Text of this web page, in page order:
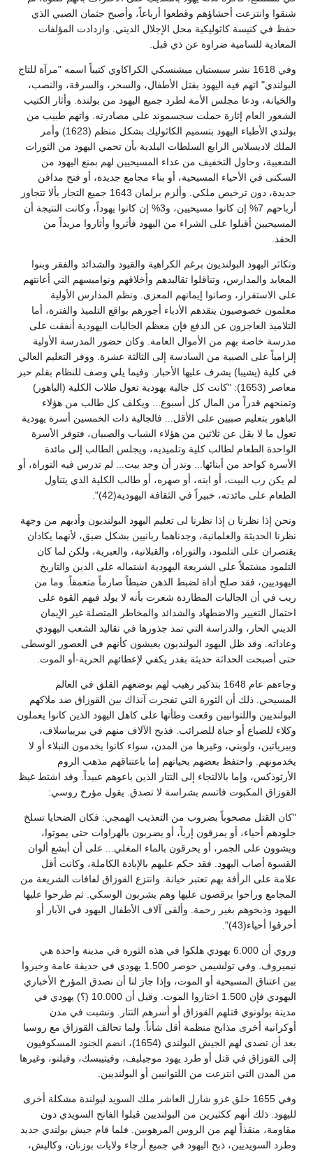
شنقوا وانتزعت أحشاؤهم وقطعوا أرباعاً، وأصبح جثمان الصبي الذي
حفظ في كنيسة كاثوليكية محل الإجلال الديني. وازدادت المؤلفات
المعادية للسامية ضراوة عن ذي قبل.
وفي 1618 نشر سبستيان ميشنسكي الكراكاوي كتيباً اسمه "مرآة للتاج
البولندي" اتهم فيه اليهود بقتل الأطفال، والسحر، والسرقة، والنصب،
والخيانة، ودعا مجلس الأمة لطرد جميع اليهود من بولندة. وأثار الكتيب
الشعور العام إثارة حملت سجسموند على مصادرته. واتهم طبيب من
بولندي الأطباء اليهود بتسميم الكاثوليك بشكل منظم (1623) وأمر
الملك لاديسلاس الرابع السلطات البلدية بأن تحمي اليهود من الثورات
الشعبية، وحاول التخفيف من عداء المسيحيين لهم بمنع اليهود من
السكنى في الأحياء المسيحية، أو بناء مجامع جديدة، أو فتح مدافن
جديدة، دون ترخيص ملكي. وألزم برلمان 1643 جميع التجار بألا تتجاوز
أرباحهم 7% إن كانوا مسيحيين، و3% إن كانوا يهوداً، وكانت النتيجة أن
المسيحيين أقبلوا على الشراء من اليهود فأثروا وأثاروا مزيداً من
الحقد.
وتكاثر اليهود البولنديون برغم الكراهية والقيود والشدائد والفقر وبنوا
المعابد والمدارس، وتناقلوا تقاليدهم وأخلاقهم ونواميسهم التي أعانتهم
على الاستقرار، وصانوا إيمانهم المعزى. ونظم المدارس الأولية
معلمون خصوصيون ينقدهم الأدباء أجورهم بواقع التلميذ والفترة، أما
التلاميذ العاجزون عن الدفع فإن معظم الجاليات اليهودية أنفقت على
مدرسة خاصة بهم من الأموال العامة. وكان حضور المدرسة الأولية
إلزامياً على الصبية من السادسة إلى الثالثة عشرة. ووفر التعليم العالي
في كلية (يشيبا) يشرف عليها الأحبار. وفيما يلي وصف للنظام بقلم حبر
معاصر (1653): "كانت كل جالية يهودية تعول طلاب الكلية (الباهور)
وتمنحهم قدراً من المال كل أسبوع... ويكلف كل طالب من هؤلاء
الباهور بتعليم صبيين على الأقل... فالجالية ذات الخمسين أسرة يهودية
تعول ما لا يقل عن ثلاثين من هؤلاء الشباب والصبيان، فتوفر الأسرة
الواحدة الطعام لطالب كلية وتلميذيه، ويجلس الطالب إلى مائدة
الأسرة كواحد من أبنائها... وندر أن وجد بيت... لم تدرس فيه التوراة، أو
لم يكن رب البيت، أو ابنه، أو صهره، أو طالب الكلية الذي يتناول
الطعام على مائدته، خبيراً في الثقافة اليهودية(42)".
ونحن إذا نظرنا ن إذا نظرنا لى تعليم اليهود البولنديون وأدبهم من وجهة
نظرنا الحديثة والعلمانية، وجدناهما ربانيين بشكل ضيق، لأنهما يكادان
يقتصران على التلمود، والتوراة، والقبلانية، والعبرية، ولكن لما كان
التلمود مشتملاً على الشريعة اليهودية اشتماله على الدين والتاريخ
اليهوديين، فقد صلح أداة لضبط الذهن ضبطاً صارماً متعمقاً. وما من
ريب في أن الجاليات المطاردة شعرت بأنه لا يولد فيهم القوة على
احتمال التعيير والاضطهاد والشدائد والمخاطر المتصلة غير الإيمان
الديني الحار، والدراسة التي تمد جذورها في تقاليد الشعب اليهودي
وعاداته. وقد ظل اليهود البولنديون يعيشون كأنهم في العصور الوسطى
حتى أصبحت الحداثة حديثة بقدر يكفي لإعطائهم الحرية-أو الموت.
وجاءهم عام 1648 بتذكير رهيب لهم بوضعهم القلق في العالم
المسيحي. ذلك أن الثورة التي تفجرت آنذاك بين القوزاق ضد ملاكهم
البولنديين واللتوانيين وقعت وطأتها على كاهل اليهود الذين كانوا يعملون
وكلاء للضياع أو جباة للضرائب. فذبح الآلاف منهم في بيريياسلاف،
وبيرياتين، ولوبني، وغيرها من المدن، سواء كانوا يخدمون النبلاء أو لا
يخدمونهم. واحتفظ بعضهم بحياتهم إما باعتناقهم مذهب الروم
الأرثوذكس، وإما بالالتجاء إلى التتار الذين باعوهم عبيداً. وقد اشتط غيظ
القوزاق المكبوت فاتسم بشراسة لا تصدق. يقول مؤرخ روسي:
"كان القتل مصحوباً بضروب من التعذيب الهمجي: فكان الضحايا تسلخ
جلودهم أحياء، أو يمزقون إرباً، أو يضربون بالهراوات حتى يموتوا،
ويشوون على الجمر، أو يحرقون بالماء المغلي... على أن أبشع ألوان
القسوة أصاب اليهود. فقد حكم عليهم بالإبادة الكاملة، وكانت أقل
علامة على الرأفة بهم تعتبر خيانة. وانتزع القوزاق لفافات الشريعة من
المجامع وراحوا يرقصون عليها وهم يشربون الوسكي. ثم طرحوا عليها
اليهود وذبحوهم بغير رحمة. وألقى آلاف الأطفال اليهود في الآبار أو
أحرقوا أحياء(43)".
وروي أن 6.000 يهودي هلكوا في هذه الثورة في مدينة واحدة هي
نيميروف. وفي تولشيمن حوصر 1.500 يهودي في حديقة عامة وخيروا
بين اعتناق المسيحية أو الموت، وإذا جاز لنا أن نصدق المؤرخ الأخباري
اليهودي فإن 1.500 اختاروا الموت. وقيل أن 10.000 (؟) يهودي في
مدينة بولونوي قتلهم القوزاق أو أسرهم التتار. ونشبت في مدن
أوكرانية أخرى مذابح منظمة أقل شأناً. ولما تحالف القوزاق مع روسيا
بعد أن تصدى لهم الجيش البولندي (1654)، انضم الجنود المسكوفيون
إلى القوزاق في قتل أو طرد يهود موجيليف، وفيتيبسك، وفيلنو، وغيرها
من المدن التي انتزعت من اللتوانيين أو البولنديين.
وفي 1655 خلق غزو شارل العاشر ملك السويد لبولندة مشكلة أخرى
لليهود. ذلك أنهم ككثيرين من البولنديين قبلوا الفاتح السويدي دون
مقاومة، منقذاً لهم من الروس المرهوبين. فلما قام جيش بولندي جديد
وطرد السويديين، ذبح اليهود في جميع أرجاء ولايات بوزنان، وكاليش،